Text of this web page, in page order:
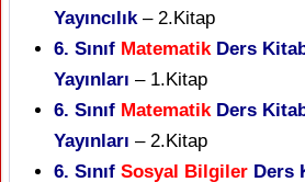
Yayıncılık– 2.Kitap
6. Sınıf MatematikDers
Yayınları – 1.Kitap
6. Sınıf MatematikDers
Yayınları – 2.Kitap
6. Sınıf Sosyal Bilgiler Ders